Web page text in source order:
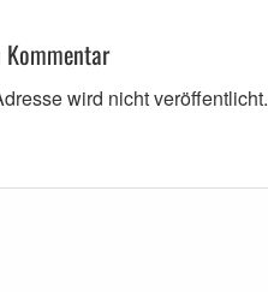
Kommentar
wird nicht veröffentlicht.